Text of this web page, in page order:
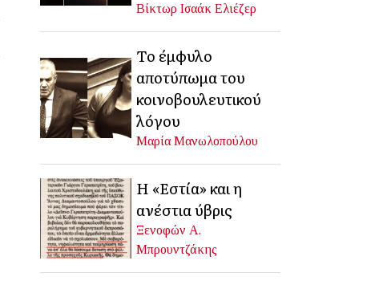
Βίκτωρ Ισαάκ Ελιέζερ
Το έμφυλο
αποτύπωμα του
κοινοβουλευτικού
λόγου
Μαρία Μανωλοπούλου
Η «Εστία» και η
ανέστια ύβρις
Ξενοφών Α.
Μπρουντζάκης